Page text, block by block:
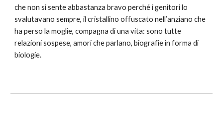
che non si sente abbastanza bravo perché i genitori lo
svalutavano sempre, il cristallino offuscato nell’anziano che
ha perso la moglie, compagna di una vita: sono tutte
relazioni sospese, amori che parlano, biografie in forma di
biologie.